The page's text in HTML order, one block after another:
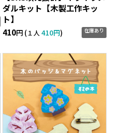
ダルキット【木製工作キッ
ト】
410円 (１人410円) 在庫あり